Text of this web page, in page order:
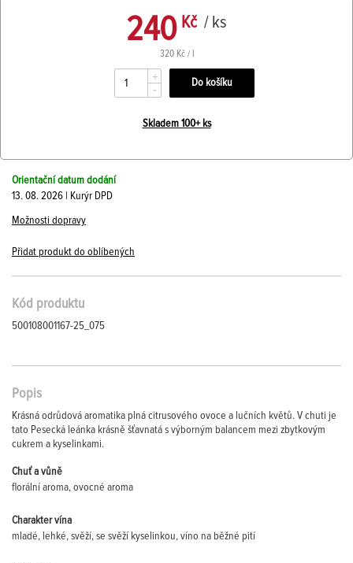
240 Kč / ks
320 Kč / l
+
-
Skladem 100+ ks
Orientační datum dodání
13. 08. 2026 | Kurýr DPD
Možnosti dopravy
Přidat produkt do oblíbených
Kód produktu
500108001167-25_075
Popis
Krásná odrůdová aromatika plná citrusového ovoce a lučních květů. V chuti je
tato Pesecká leánka krásně šťavnatá s výborným balancem mezi zbytkovým
cukrem a kyselinkami.
Chuť a vůně
florální aroma, ovocné aroma
Charakter vína
mladé, lehké, svěží, se svěží kyselinkou, víno na běžné pití